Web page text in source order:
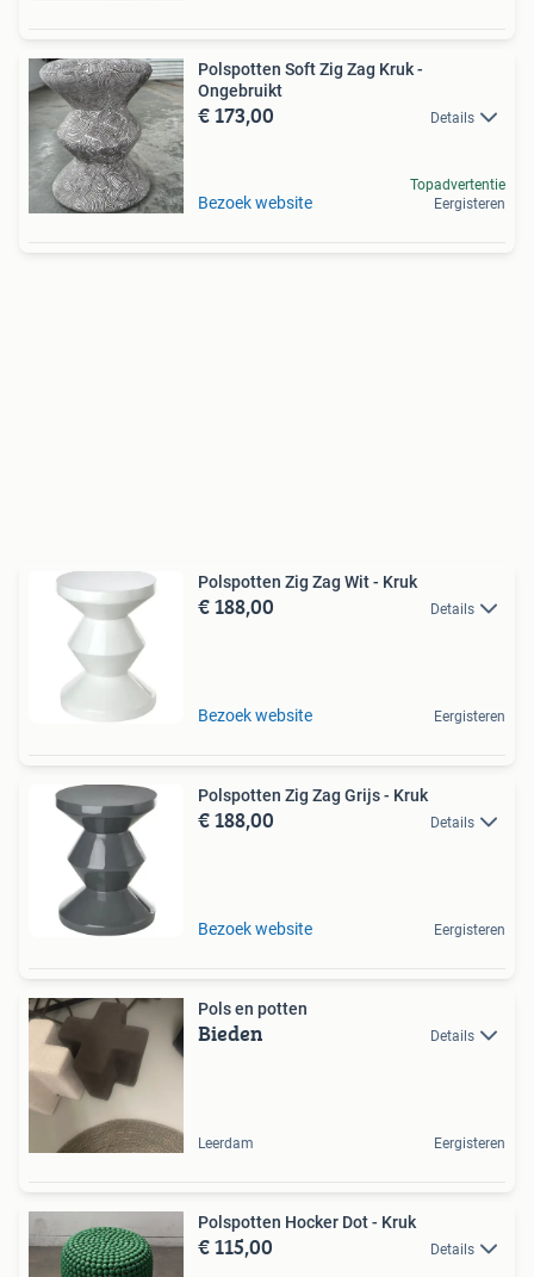
Polspotten Soft Zig Zag Kruk -
Ongebruikt
€ 173,00 Details
Bezoek website
Topadvertentie
Eergisteren
Polspotten Zig Zag Wit - Kruk
€ 188,00 Details
Bezoek website Eergisteren
Polspotten Zig Zag Grijs - Kruk
€ 188,00 Details
Bezoek website Eergisteren
Pols en potten
Bieden Details
Leerdam Eergisteren
Polspotten Hocker Dot - Kruk
€ 115,00 Details